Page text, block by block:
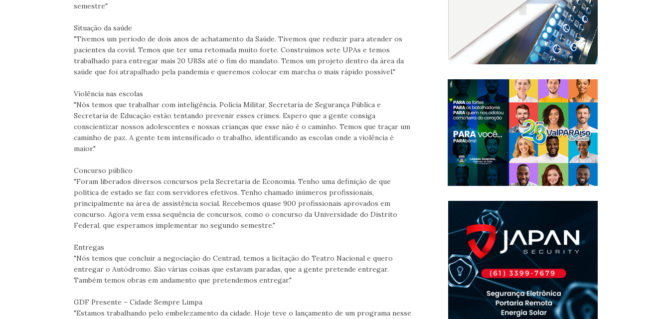
semestre"
Situação da saúde
"Tivemos um período de dois anos de achatamento da Saúde. Tivemos que reduzir para atender os
pacientes da covid. Temos que ter uma retomada muito forte. Construímos sete UPAs e temos
trabalhado para entregar mais 20 UBSs até o fim do mandato. Temos um projeto dentro da área da
saúde que foi atrapalhado pela pandemia e queremos colocar em marcha o mais rápido possível."
Violência nas escolas
"Nós temos que trabalhar com inteligência. Polícia Militar, Secretaria de Segurança Pública e
Secretaria de Educação estão tentando prevenir esses crimes. Espero que a gente consiga
conscientizar nossos adolescentes e nossas crianças que esse não é o caminho. Temos que traçar um
caminho de paz. A gente tem intensificado o trabalho, identificando as escolas onde a violência é
maior."
Concurso público
"Foram liberados diversos concursos pela Secretaria de Economia. Tenho uma definição de que
política de estado se faz com servidores efetivos. Tenho chamado inúmeros profissionais,
principalmente na área de assistência social. Recebemos quase 900 profissionais aprovados em
concurso. Agora vem essa sequência de concursos, como o concurso da Universidade do Distrito
Federal, que esperamos implementar no segundo semestre."
Entregas
"Nós temos que concluir a negociação do Centrad, temos a licitação do Teatro Nacional e quero
entregar o Autódromo. São várias coisas que estavam paradas, que a gente pretende entregar.
Também temos obras em andamento que pretendemos entregar."
GDF Presente – Cidade Sempre Limpa
"Estamos trabalhando pelo embelezamento da cidade. Hoje teve o lançamento de um programa nesse